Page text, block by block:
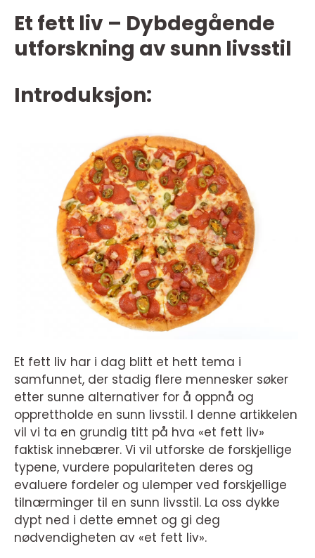
Et fett liv – Dybdegående
utforskning av sunn livsstil
Introduksjon:
Et fett liv har i dag blitt et hett tema i
samfunnet, der stadig flere mennesker søker
etter sunne alternativer for å oppnå og
opprettholde en sunn livsstil. I denne artikkelen
vil vi ta en grundig titt på hva «et fett liv»
faktisk innebærer. Vi vil utforske de forskjellige
typene, vurdere populariteten deres og
evaluere fordeler og ulemper ved forskjellige
tilnærminger til en sunn livsstil. La oss dykke
dypt ned i dette emnet og gi deg
nødvendigheten av «et fett liv».